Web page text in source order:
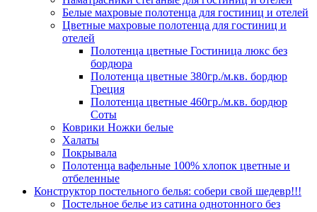
Белые махровые полотенца для гостиниц и отелей
Цветные махровые полотенца для гостиниц и
отелей
Полотенца цветные Гостиница люкс без
бордюра
Полотенца цветные 380гр./м.кв. бордюр
Греция
Полотенца цветные 460гр./м.кв. бордюр
Соты
Коврики Ножки белые
Халаты
Покрывала
Полотенца вафельные 100% хлопок цветные и
отбеленные
Конструктор постельного белья: собери свой шедевр!!!
Постельное белье из сатина однотонного без